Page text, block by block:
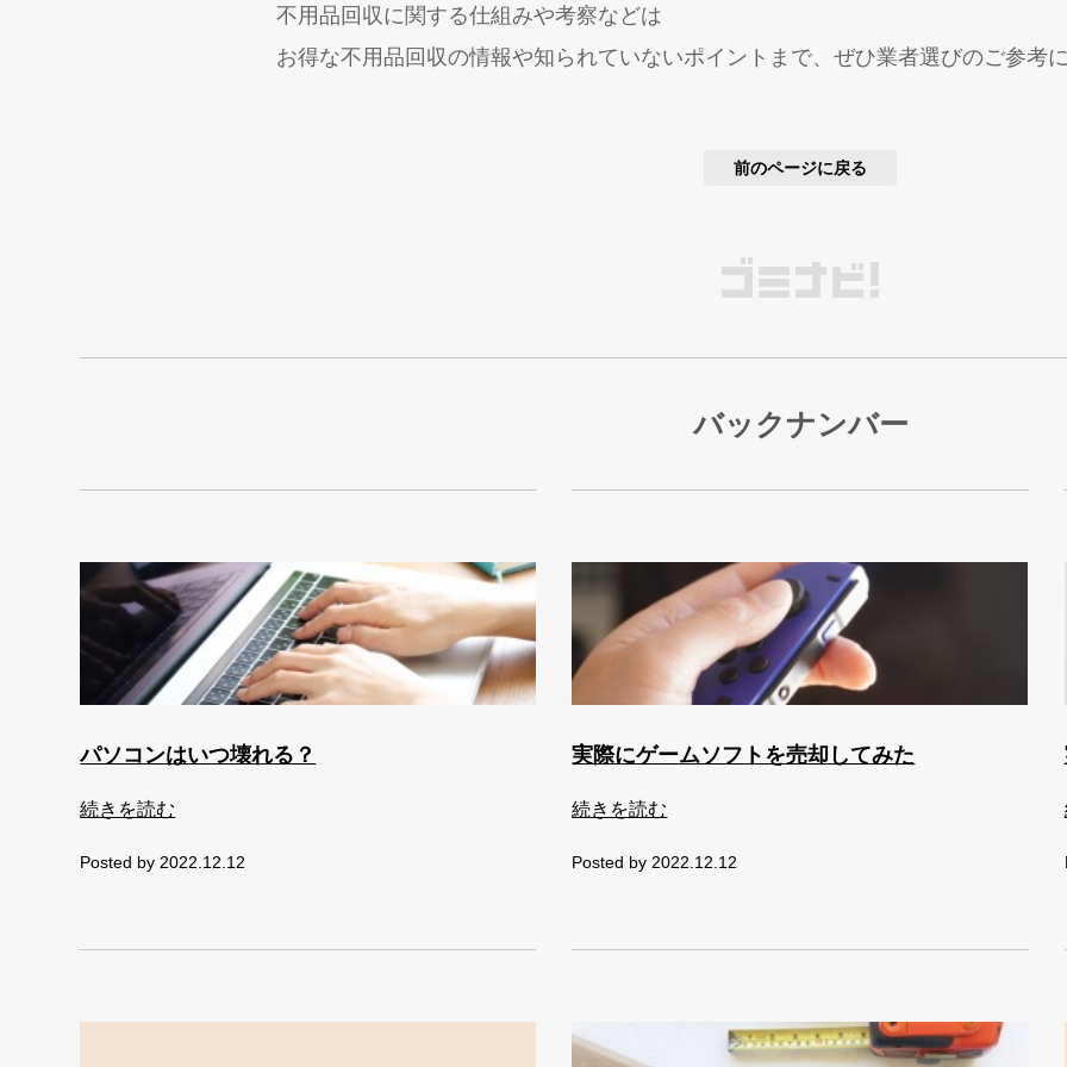
不用品回収に関する仕組みや考察などは
お得な不用品回収の情報や知られていないポイントまで、ぜひ業者選びのご参考に
前のページに戻る
バックナンバー
パソコンはいつ壊れる？
続きを読む
Posted by 2022.12.12
実際にゲームソフトを売却してみた
続きを読む
Posted by 2022.12.12